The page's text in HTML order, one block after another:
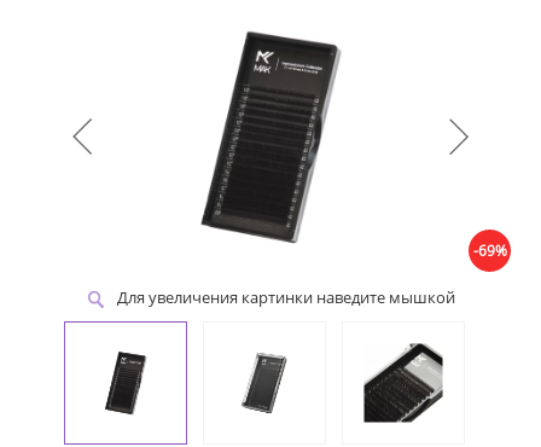
-69%
Для увеличения картинки наведите мышкой